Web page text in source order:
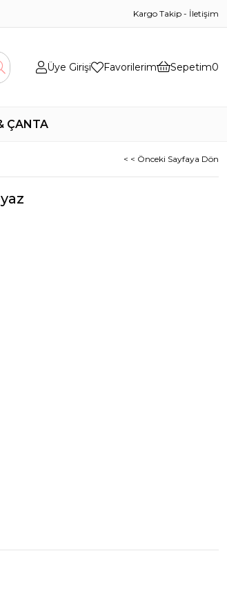
Kargo Takip - İletişim
Üye Girişi Favorilerim Sepetim0
ÇANTA
< < Önceki Sayfaya Dön